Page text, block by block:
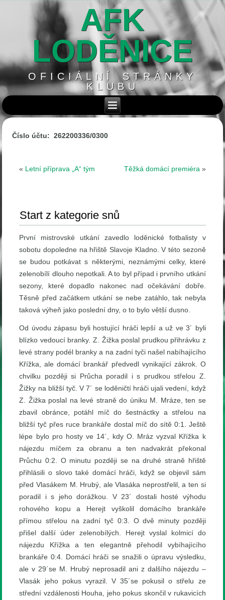
AFK
LODĚNICE
OFICIÁLNÍ STRÁNKY
KLUBU
Číslo účtu: 262200336/0300
« Letní příprava „A“ tým Těžká domácí premiéra »
Start z kategorie snů
První mistrovské utkání zavedlo loděnické fotbalisty v
sobotu dopoledne na hřiště Slavoje Kladno. V této sezoně
se budou potkávat s některými, neznámými celky, které
zelenobílí dlouho nepotkali. A to byl případ i prvního utkání
sezony, které dopadlo nakonec nad očekávání dobře.
Těsně před začátkem utkání se nebe zatáhlo, tak nebyla
taková výheň jako poslední dny, o to bylo větší dusno.
Od úvodu zápasu byli hostující hráči lepší a už ve 3´ byli
blízko vedoucí branky. Z. Žižka poslal prudkou přihrávku z
levé strany podél branky a na zadní tyči našel nabíhajícího
Křížka, ale domácí brankář předvedl vynikající zákrok. O
chvilku později si Průcha poradil i s prudkou střelou Z.
Žižky na bližší tyč. V 7´ se loděničtí hráči ujali vedení, když
Z. Žižka poslal na levé straně do úniku M. Mráze, ten se
zbavil obránce, potáhl míč do šestnáctky a střelou na
bližší tyč přes ruce brankáře dostal míč do sítě 0:1. Ještě
lépe bylo pro hosty ve 14´, kdy O. Mráz vyzval Křížka k
nájezdu míčem za obranu a ten nadvakrát překonal
Průchu 0:2. O minutu později se na druhé straně hřiště
přihlásili o slovo také domácí hráči, když se objevil sám
před Vlasákem M. Hrubý, ale Vlasáka neprostřelil, a ten si
poradil i s jeho dorážkou. V 23´ dostali hosté výhodu
rohového kopu a Herejt vyškolil domácího brankáře
přímou střelou na zadní tyč 0:3. O dvě minuty později
přišel další úder zelenobílých. Herejt vyslal kolmicí do
nájezdu Křížka a ten elegantně přehodil vybíhajícího
brankáře 0:4. Domácí hráči se snažili o úpravu výsledku,
ale v 29´se M. Hrubý neprosadil ani z dalšího nájezdu –
Vlasák jeho pokus vyrazil. V 35´se pokusil o střelu ze
střední vzdálenosti Houha, jeho pokus skončil v rukavicích